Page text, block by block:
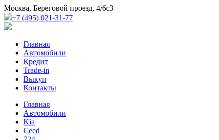
Москва, Береговой проезд, 4/6с3
+7 (495) 021-31-77
Главная
Автомобили
Кредит
Trade-in
Выкуп
Контакты
Главная
Автомобили
Kia
Ceed